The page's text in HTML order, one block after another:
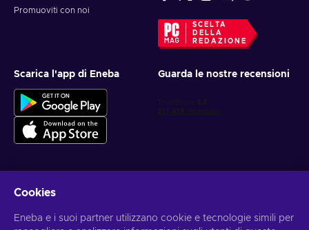
Promuoviti con noi
SCELTA
DELLA
REDAZIONE
Scarica l'app di Eneba Guarda le nostre recensioni
Ottieni offerte di gioco personalizzate
Iscriviti
Cookies
Eneba e i suoi partner utilizzano cookie e tecnologie simili per